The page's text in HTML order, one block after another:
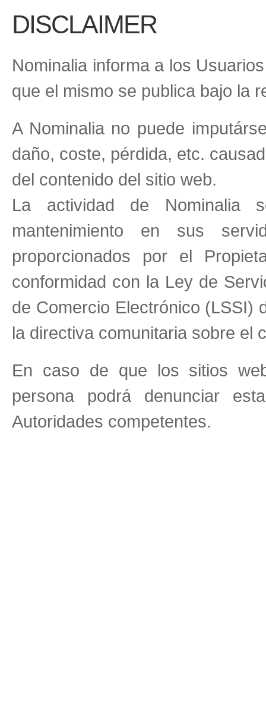
DISCLAIMER
Nominalia informa a los
que el mismo se publica bajo la
A Nominalia no puede
daño, coste, pérdida, etc.
del contenido del sitio web.
La actividad de Nominalia
mantenimiento en sus
proporcionados por el
conformidad con la Ley de
de Comercio Electrónico (LSSI)
la directiva comunitaria sobre el
En caso de que los sitios
persona podrá denunciar
Autoridades competentes.